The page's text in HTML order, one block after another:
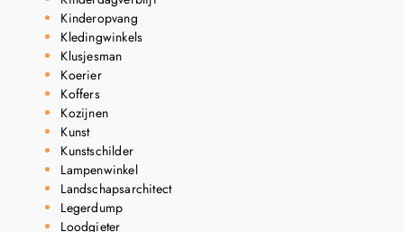
Kinderopvang
Kledingwinkels
Klusjesman
Koerier
Koffers
Kozijnen
Kunst
Kunstschilder
Lampenwinkel
Landschapsarchitect
Legerdump
Loodgieter